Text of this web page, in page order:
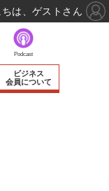
ビジネス
会員について
Podcast
は、ゲストさん